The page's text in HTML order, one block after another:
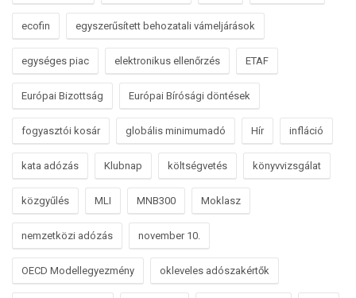
ecofin egyszerűsített behozatali vámeljárások
egységes piac elektronikus ellenőrzés ETAF
Európai Bizottság Európai Bírósági döntések
fogyasztói kosár globális minimumadó Hír infláció
kata adózás Klubnap költségvetés könyvvizsgálat
közgyűlés MLI MNB300 Moklasz
nemzetközi adózás november 10.
OECD Modellegyezmény okleveles adószakértők